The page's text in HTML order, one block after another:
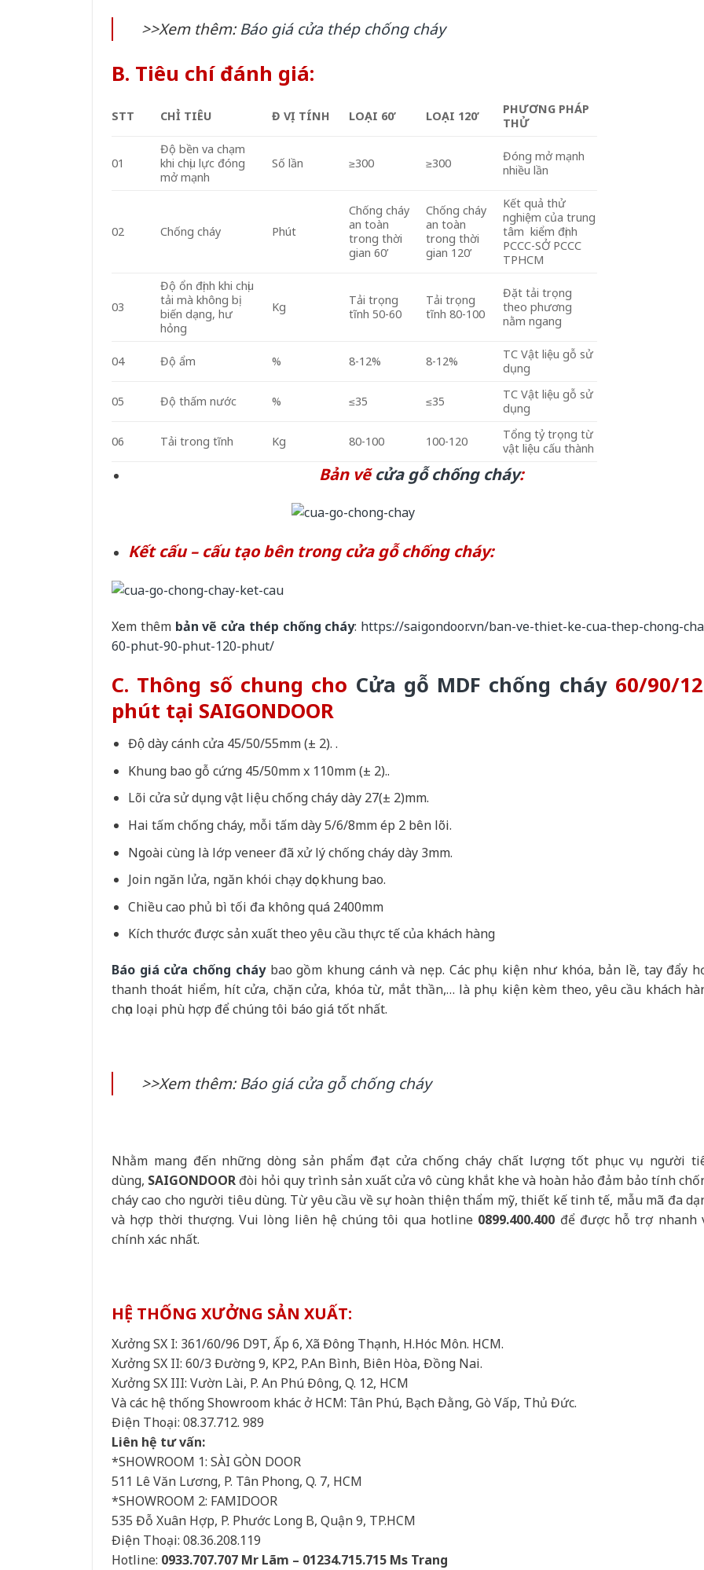
>>Xem thêm: Báo giá cửa thép chống cháy
B. Tiêu chí đánh giá:
STT CHỈ TIÊU Đ VỊ TÍNH LOẠI 60’ LOẠI 120’
PHƯƠNG PHÁP
THỬ
01
Độ bền va chạm
khi chịu lực đóng
mở mạnh
Số lần ≥300 ≥300
Đóng mở mạnh
nhiều lần
02 Chống cháy Phút
Chống cháy
an toàn
trong thời
gian 60’
Chống cháy
an toàn
trong thời
gian 120’
Kết quả thử
nghiệm của trung
tâm kiểm định
PCCC-SỞ PCCC
TPHCM
03
Độ ổn định khi chịu
tải mà không bị
biến dạng, hư
hỏng
Kg
Tải trọng
tĩnh 50-60
Tải trọng
tĩnh 80-100
Đặt tải trọng
theo phương
nằm ngang
04 Độ ẩm % 8-12% 8-12%
TC Vật liệu gỗ sử
dụng
05 Độ thấm nước % ≤35 ≤35
TC Vật liệu gỗ sử
dụng
06 Tải trong tĩnh Kg 80-100 100-120
Tổng tỷ trọng từ
vật liệu cấu thành
Bản vẽcửa gỗ chống cháy:
Kết cấu – cấu tạo bên trong cửa gỗ chống cháy:
Xem thêm bản vẽ cửa thép chống cháy: https://saigondoor.vn/ban-ve-thiet-ke-cua-thep-chong-
60-phut-90-phut-120-phut/
C. Thông số chung cho Cửa gỗ MDF chống cháy60/90/
phút tại SAIGONDOOR
Độ dày cánh cửa 45/50/55mm (± 2). .
Khung bao gỗ cứng 45/50mm x 110mm (± 2)..
Lõi cửa sử dụng vật liệu chống cháy dày 27(± 2)mm.
Hai tấm chống cháy, mỗi tấm dày 5/6/8mm ép 2 bên lõi.
Ngoài cùng là lớp veneer đã xử lý chống cháy dày 3mm.
Join ngăn lửa, ngăn khói chạy dọc khung bao.
Chiều cao phủ bì tối đa không quá 2400mm
Kích thước được sản xuất theo yêu cầu thực tế của khách hàng
Báo giá cửa chống cháybao gồm khung cánh và nẹp. Các phụ kiện như khóa, bản lề, tay đẩy
thanh thoát hiểm, hít cửa, chặn cửa, khóa từ, mắt thần,… là phụ kiện kèm theo, yêu cầu khách
chọn loại phù hợp để chúng tôi báo giá tốt nhất.
>>Xem thêm: Báo giá cửa gỗ chống cháy
Nhằm mang đến những dòng sản phẩm đạt cửa chống cháy chất lượng tốt phục vụ người
dùng, SAIGONDOOR đòi hỏi quy trình sản xuất cửa vô cùng khắt khe và hoàn hảo đảm bảo tính
cháy cao cho người tiêu dùng. Từ yêu cầu về sự hoàn thiện thẩm mỹ, thiết kế tinh tế, mẫu mã đa
và hợp thời thượng. Vui lòng liên hệ chúng tôi qua hotline 0899.400.400 để được hỗ trợ nhanh
chính xác nhất.
HỆ THỐNG XƯỞNG SẢN XUẤT:
Xưởng SX I: 361/60/96 D9T, Ấp 6, Xã Đông Thạnh, H.Hóc Môn. HCM.
Xưởng SX II: 60/3 Đường 9, KP2, P.An Bình, Biên Hòa, Đồng Nai.
Xưởng SX III: Vườn Lài, P. An Phú Đông, Q. 12, HCM
Và các hệ thống Showroom khác ở HCM: Tân Phú, Bạch Đằng, Gò Vấp, Thủ Đức.
Điện Thoại: 08.37.712. 989
Liên hệ tư vấn:
*SHOWROOM 1: SÀI GÒN DOOR
511 Lê Văn Lương, P. Tân Phong, Q. 7, HCM
*SHOWROOM 2: FAMIDOOR
535 Đỗ Xuân Hợp, P. Phước Long B, Quận 9, TP.HCM
Điện Thoại: 08.36.208.119
Hotline: 0933.707.707 Mr Lãm – 01234.715.715 Ms Trang